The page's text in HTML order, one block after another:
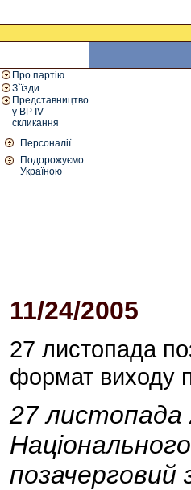
Про партію
З`їзди
Представництво
у ВР IV
скликання
Персоналії
Подорожуємо
Україною
11/24/2005
27 листопада
формат виходу
27 листопада
позачерговий